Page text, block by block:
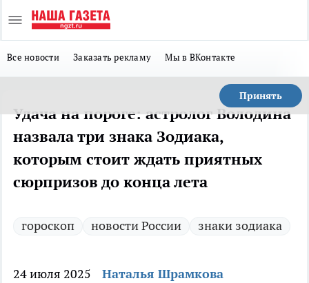
Все новости Заказать рекламу Мы в ВКонтакте
Принять
Удача на пороге: астролог Володина
назвала три знака Зодиака,
которым стоит ждать приятных
сюрпризов до конца лета
гороскоп новости России знаки зодиака
24 июля 2025 Наталья Шрамкова